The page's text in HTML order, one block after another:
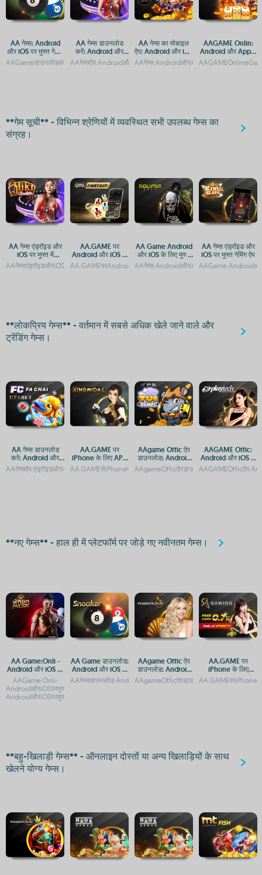
AA गेम्स: Android
और iOS पर मुफ्त गेमिंग
का अनुभव
AA गेम्स डाउनलोड
करें: Android और
iOS के लिए मुफ्त गेमिंग
ऐप
AA गेम्स का मोबाइल
ऐप: Android और iOS
पर मुफ्त डाउनलोड
AAGAME Onlin:
Android और Apple
प्लेटफ़ॉर्म पर एक्सेस करें
**गेम सूची** - विभिन्न श्रेणियों में व्यवस्थित सभी उपलब्ध गेम्स का
संग्रह।
AA गेम्स एंड्रॉइड और
iOS पर मुफ्त में
डाउनलोड करें
AA.GAME पर
Android और iOS के
लिए ऐप्स और APK
डाउनलोड करें
AA Game Android
और iOS के लिए मुफ्त
डाउनलोड
AA गेम्स एंड्रॉइड और
iOS पर मुफ्त गेमिंग ऐप
**लोकप्रिय गेम्स** - वर्तमान में सबसे अधिक खेले जाने वाले और
ट्रेंडिंग गेम्स।
AA गेम्स डाउनलोड
करें: Android और
iOS पर मुफ्त गेमिंग एप्स
AA.GAME पर
iPhone के लिए APK
डाउनलोड और इंस्टॉल
गाइड
AAgame Offic ऐप
डाउनलोड: Android
और iOS प्लेटफ़ॉर्म पर
गेमिंग एक्सेस
AAGAME Offic:
Android और iOS के
लिए ऑफिशियल ऐप
डाउनलोड गाइड
**नए गेम्स** - हाल ही में प्लेटफॉर्म पर जोड़े गए नवीनतम गेम्स।
AA Game:Onli -
Android और iOS पर
मुफ्त गेमिंग एप्लिकेशन
AAGame:Onli-
AndroidऔरiOSपरमुफ्तगेमिंगएपAAGame:Onli-
AndroidऔरiOSपरमुफ्तगेमिंगएपAAGame:Onl
AA Game डाउनलोड:
Android और iOS के
लिए मुफ्त गेमिंग ऐप
AAgame Offic ऐप
डाउनलोड: Android
और iOS प्लेटफ़ॉर्म पर
गेमिंग एक्सेस
AA.GAME पर
iPhone के लिए
Android ऐप्स कैसे
डाउनलोड करें
**बहु-खिलाड़ी गेम्स** - ऑनलाइन दोस्तों या अन्य खिलाड़ियों के साथ
खेलने योग्य गेम्स।